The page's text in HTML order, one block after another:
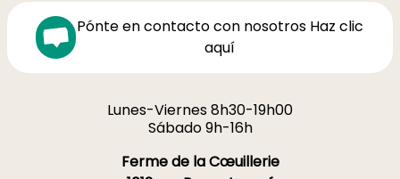
Pónte en contacto con nosotros Haz clic
aquí
Lunes-Viernes 8h30-19h00
Sábado 9h-16h
Ferme de la Cœuillerie